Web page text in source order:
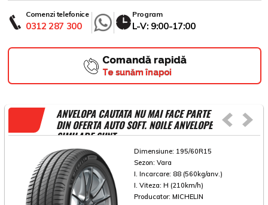
Comenzi telefonice
0312 287 300
Program
L-V: 9:00-17:00
Comandă rapidă
Te sunăm înapoi
ANVELOPA CAUTATA NU MAI FACE PARTE
DIN OFERTA AUTO SOFT. NOILE ANVELOPE
SIMILARE SUNT
Dimensiune: 195/60R15
Sezon: Vara
I. Incarcare: 88 (560kg/anv.)
I. Viteza: H (210km/h)
Producator: MICHELIN